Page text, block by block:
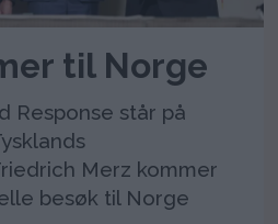
til Norge
Response står på
Merz kommer
besøk til Norge